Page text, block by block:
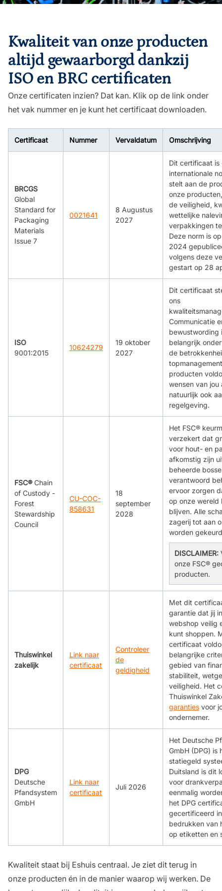
Kwaliteit van onze producten
altijd gewaarborgd dankzij
ISO en BRC certificaten
Onze certificaten inzien? Dat kan. Klik op de link onder
het vak nummer en je kunt het certificaat downloaden.
Certificaat Nummer Vervaldatum Omschrijving
BRCGS
Global
Standard for
Packaging
Materials
Issue 7
0021641
8 Augustus
2027
Dit certificaat is
internationale
stelt aan de
onze
de veiligheid,
wettelijke
verpakkingen
Deze norm is
2024
volgens deze
gestart op 28
ISO
9001:2015
10624279
19 oktober
2027
Dit certificaat
ons
Communicatie
bewustwording
belangrijk
de
producten
wensen van jou
natuurlijk ook
regelgeving.
FSC®Chain
of Custody -
Forest
Stewardship
Council
CU-COC-
858631
18
september
2028
Het FSC®
verzekert dat
voor hout- en
afkomstig zijn
beheerde
verantwoord
ervoor zorgen
op onze wereld
blijven. Alle
zagerij tot aan
worden
DISCLAIMER:
onze FSC®
producten.
Thuiswinkel
zakelijk
Link naar
certificaat
Controleer
de
geldigheid
Met dit
garantie dat jij
webshop veilig
kunt shoppen.
certificaat
belangrijke
gebied van
stabiliteit,
veiligheid. Het
Thuiswinkel
garanties voor
ondernemer.
DPG
Deutsche
Pfandsystem
GmbH
Link naar
certificaat
Juli 2026
Het Deutsche
GmbH (DPG) is
statiegeld
Duitsland is dit
voor
eenmalig
het DPG
gecertificeerd
bedrukken van
op etiketten en
Kwaliteit staat bij Eshuis centraal. Je ziet dit terug in
onze producten én in de manier waarop wij werken. De